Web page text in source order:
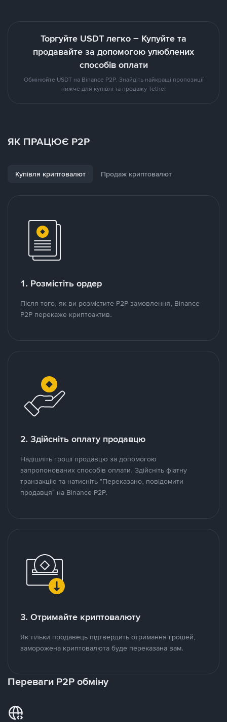
Торгуйте USDT легко – Купуйте та
продавайте за допомогою улюблених
способів оплати
Обмінюйте USDT на Binance P2P. Знайдіть найкращі пропозиції
нижче для купівлі та продажу Tether
ЯК ПРАЦЮЄ P2P
Купівля криптовалют Продаж криптовалют
1. Розмістіть ордер
Після того, як ви розмістите P2P замовлення, Binance
P2P перекаже криптоактив.
2. Здійсніть оплату продавцю
Надішліть гроші продавцю за допомогою
запропонованих способів оплати. Здійсніть фіатну
транзакцію та натисніть "Переказано, повідомити
продавця" на Binance P2P.
3. Отримайте криптовалюту
Як тільки продавець підтвердить отримання грошей,
заморожена криптовалюта буде переказана вам.
Переваги P2P обміну